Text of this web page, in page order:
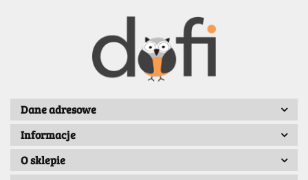
BENASSI/GALGI
Dane adresowe
Informacje
O sklepie